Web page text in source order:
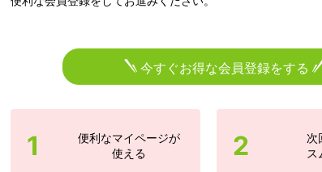
今すぐお得な会員登録をする
1
便利なマイページが
使える
2
次
ス